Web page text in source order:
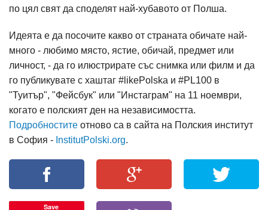
по цял свят да споделят най-хубавото от Полша.
Идеята е да посочите какво от страната обичате най-
много - любимо място, ястие, обичай, предмет или
личност, - да го илюстрирате със снимка или филм и да
го публикувате с хаштаг #likePolska и #PL100 в
"Туитър", "Фейсбук" или "Инстаграм" на 11 ноември,
когато е полският ден на независимостта.
Подробностите отново са в сайта на Полския институт
в София - InstitutPolski.org.
Save